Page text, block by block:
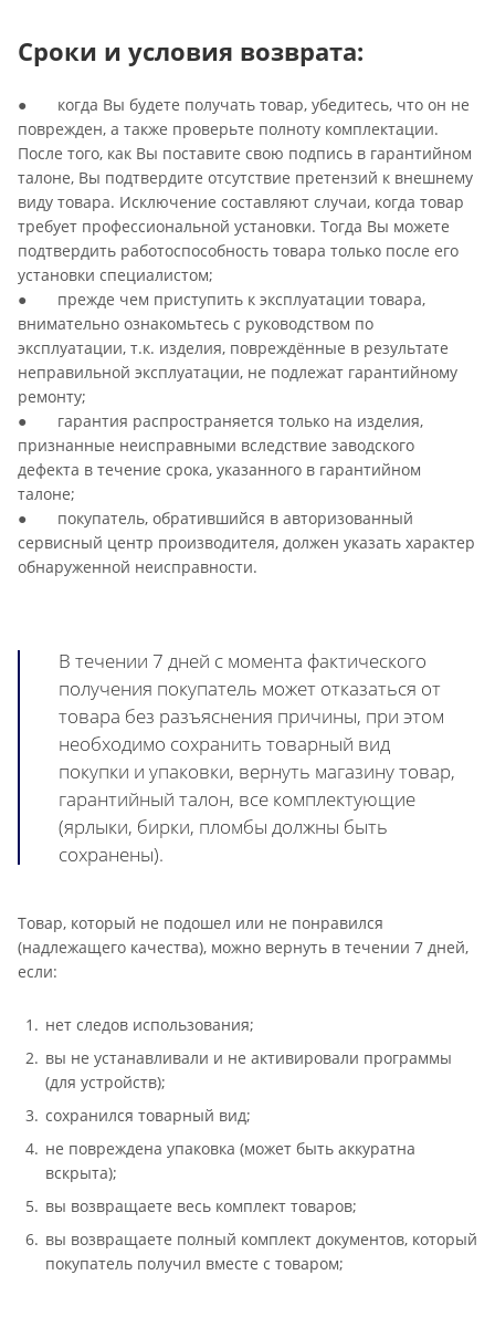
Сроки и условия возврата:
● когда Вы будете получать товар, убедитесь, что он не
поврежден, а также проверьте полноту комплектации.
После того, как Вы поставите свою подпись в гарантийном
талоне, Вы подтвердите отсутствие претензий к внешнему
виду товара. Исключение составляют случаи, когда товар
требует профессиональной установки. Тогда Вы можете
подтвердить работоспособность товара только после его
установки специалистом;
● прежде чем приступить к эксплуатации товара,
внимательно ознакомьтесь с руководством по
эксплуатации, т.к. изделия, повреждённые в результате
неправильной эксплуатации, не подлежат гарантийному
ремонту;
● гарантия распространяется только на изделия,
признанные неисправными вследствие заводского
дефекта в течение срока, указанного в гарантийном
талоне;
● покупатель, обратившийся в авторизованный
сервисный центр производителя, должен указать характер
обнаруженной неисправности.
В течении 7 дней с момента фактического
получения покупатель может отказаться от
товара без разъяснения причины, при этом
необходимо сохранить товарный вид
покупки и упаковки, вернуть магазину товар,
гарантийный талон, все комплектующие
(ярлыки, бирки, пломбы должны быть
сохранены).
Товар, который не подошел или не понравился
(надлежащего качества), можно вернуть в течении 7 дней,
если:
нет следов использования;
вы не устанавливали и не активировали программы
(для устройств);
сохранился товарный вид;
не повреждена упаковка (может быть аккуратна
вскрыта);
вы возвращаете весь комплект товаров;
вы возвращаете полный комплект документов, который
покупатель получил вместе с товаром;